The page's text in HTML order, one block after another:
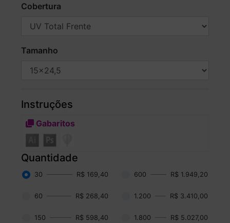
Cobertura
Tamanho
Instruções
Gabaritos
Quantidade
30 R$ 169,40 600 R$ 1.949,20
60 R$ 268,40 1.200 R$ 3.410,00
150 R$ 598,40 1.800 R$ 5.027,00